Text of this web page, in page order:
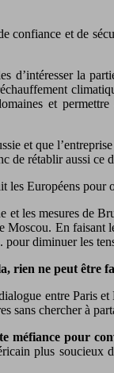
confiance et de
la
et
et que
de rétablir aussi ce
les Européens
les mesures de
En
diminuer les
rien ne peut être
entre Paris
sans chercher à
méfiance pour
plus